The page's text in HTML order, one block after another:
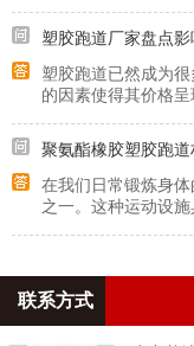
塑胶跑道厂家盘点
塑胶跑道已然成为
的因素使得其价格
聚氨酯橡胶塑胶跑
在我们日常锻炼身
之一。这种运动设
联系方式